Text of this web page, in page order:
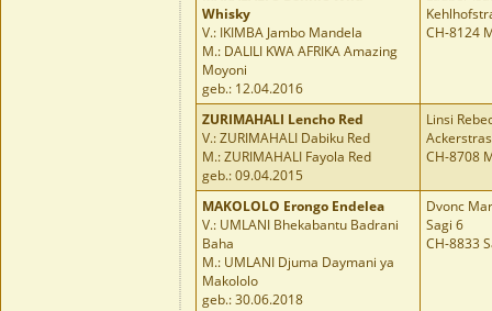
Whisky
V.: IKIMBA Jambo Mandela
M.: DALILI KWA AFRIKA Amazing
Moyoni
geb.: 12.04.2016
CH-8124
ZURIMAHALI Lencho Red
V.: ZURIMAHALI Dabiku Red
M.: ZURIMAHALI Fayola Red
geb.: 09.04.2015
Linsi
CH-8708
MAKOLOLO Erongo Endelea
V.: UMLANI Bhekabantu Badrani
Baha
M.: UMLANI Djuma Daymani ya
Makololo
geb.: 30.06.2018
Dvonc
Sagi 6
CH-8833